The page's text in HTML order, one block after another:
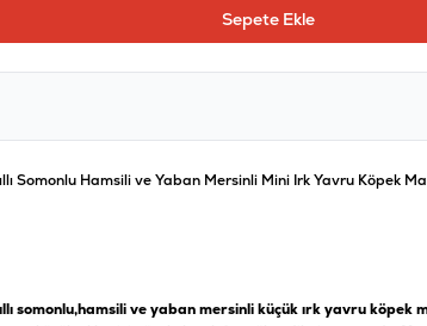
Sepete Ekle
Somonlu Hamsili ve Yaban Mersinli Mini Irk Yavru Köpek
somonlu,hamsili ve yaban mersinli küçük ırk yavru köpek